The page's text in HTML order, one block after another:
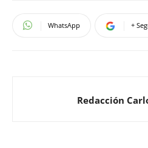
WhatsApp +
Redacción